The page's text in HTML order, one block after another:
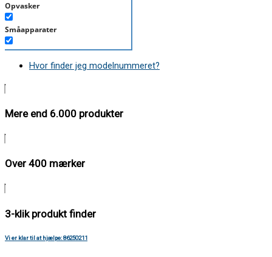
Opvasker
Småapparater
Støvsuger
Hvor finder jeg modelnummeret?
Mere end 6.000 produkter
Over 400 mærker
3-klik produkt finder
Vi er klar til at hjælpe: 86250211